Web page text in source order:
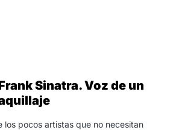
Sinatra. Voz de un
los pocos artistas que no necesitan